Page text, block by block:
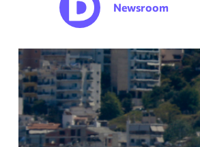
Newsroom